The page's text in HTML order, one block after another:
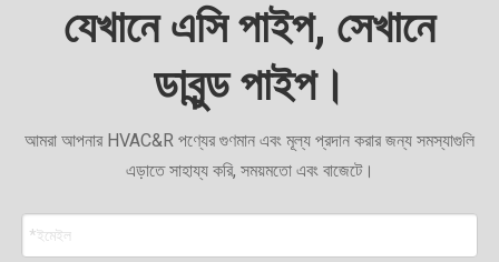
যেখানে এসি পাইপ, সেখানে
ডাবুন্ড পাইপ।
আমরা আপনার HVAC&R পণ্যের গুণমান এবং মূল্য প্রদান করার জন্য সমস্যাগুলি
এড়াতে সাহায্য করি, সময়মতো এবং বাজেটে।